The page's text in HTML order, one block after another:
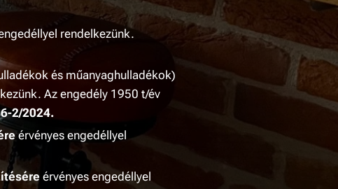
rendelkezünk.
és műanyaghulladékok)
Az engedély 1950 t/év
2/2024.
érvényes engedéllyel
érvényes engedéllyel